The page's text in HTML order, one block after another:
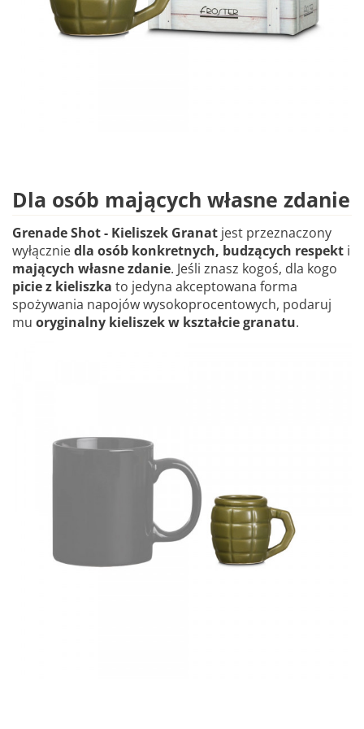
Dla osób mających własne zdanie
Grenade Shot - Kieliszek Granat jest przeznaczony
wyłączniedla osób konkretnych, budzących respekt i
mających własne zdanie. Jeśli znasz kogoś, dla kogo
picie z kieliszka to jedyna akceptowana forma
spożywania napojów wysokoprocentowych, podaruj
mu oryginalny kieliszek w kształcie granatu.